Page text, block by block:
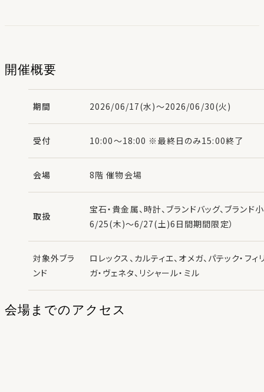
開催概要
期間 2026/06/17(水)～2026/06/30(火)
受付 10:00～18:00 ※最終日のみ15:00終了
会場 8階 催物会場
取扱
宝石・貴金属、時計、ブランドバッグ、ブラン
6/25(木)～6/27(土)6日間期間限定）
対象外ブラ
ンド
ロレックス、カルティエ、オメガ、パテック・フ
ガ・ヴェネタ、リシャール・ミル
会場までのアクセス